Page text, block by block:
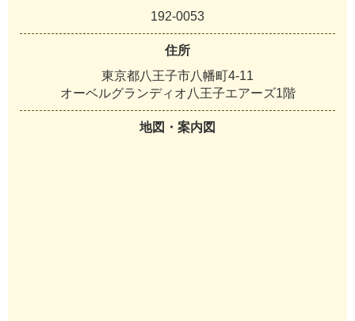
192-0053
住所
東京都八王子市八幡町4-11
オーベルグランディオ八王子エアーズ1階
地図・案内図